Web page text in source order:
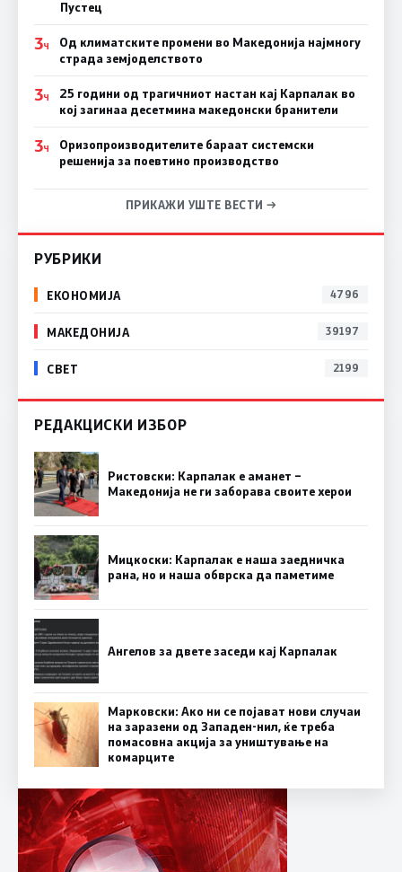
Пустец
3Ч
Од климатските промени во Македонија најмногу
страда земјоделството
3Ч
25 години од трагичниот настан кај Карпалак во
кој загинаа десетмина македонски бранители
3Ч
Оризопроизводителите бараат системски
решенија за поевтино производство
ПРИКАЖИ УШТЕ ВЕСТИ →
РУБРИКИ
ЕКОНОМИЈА 4796
МАКЕДОНИЈА 39197
СВЕТ 2199
РЕДАКЦИСКИ ИЗБОР
Ристовски: Карпалак е аманет –
Македонија не ги заборава своите херои
Мицкоски: Карпалак е наша заедничка
рана, но и наша обврска да паметиме
Ангелов за двете заседи кај Карпалак
Марковски: Ако ни се појават нови случаи
на заразени од Западен-нил, ќе треба
помасовна акција за уништување на
комарците